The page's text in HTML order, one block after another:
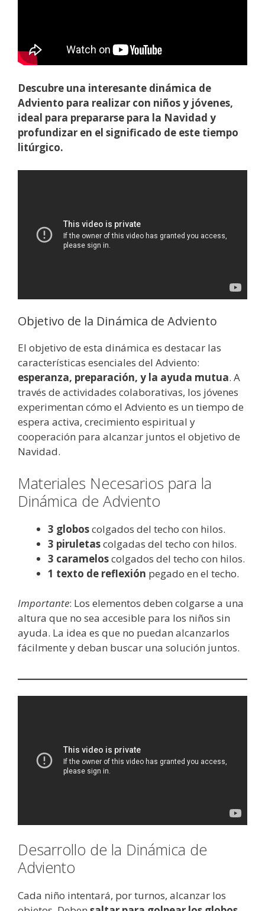
Descubre una interesante dinámica de
Adviento para realizar con niños y jóvenes,
ideal para prepararse para la Navidad y
profundizar en el significado de este tiempo
litúrgico.
Objetivo de la Dinámica de Adviento
El objetivo de esta dinámica es destacar las
características esenciales del Adviento:
esperanza, preparación, y la ayuda mutua. A
través de actividades colaborativas, los jóvenes
experimentan cómo el Adviento es un tiempo de
espera activa, crecimiento espiritual y
cooperación para alcanzar juntos el objetivo de
Navidad.
Materiales Necesarios para la
Dinámica de Adviento
3 globoscolgados del techo con hilos.
3 piruletascolgadas del techo con hilos.
3 carameloscolgados del techo con hilos.
1 texto de reflexión pegado en el techo.
Importante: Los elementos deben colgarse a una
altura que no sea accesible para los niños sin
ayuda. La idea es que no puedan alcanzarlos
fácilmente y deban buscar una solución juntos.
Desarrollo de la Dinámica de
Adviento
Cada niño intentará, por turnos, alcanzar los